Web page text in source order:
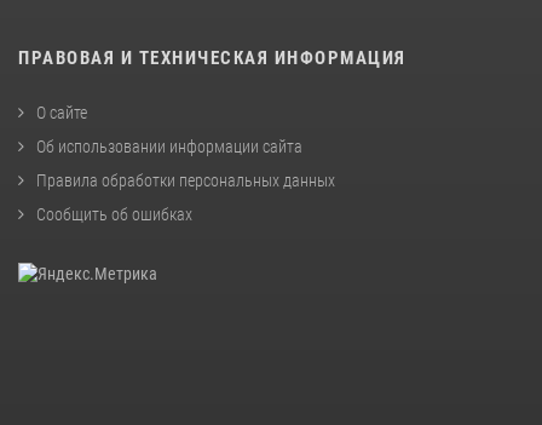
ПРАВОВАЯ И ТЕХНИЧЕСКАЯ ИНФОРМАЦИЯ
О сайте
Об использовании информации сайта
Правила обработки персональных данных
Сообщить об ошибках